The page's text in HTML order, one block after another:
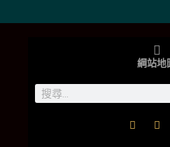
綱站地